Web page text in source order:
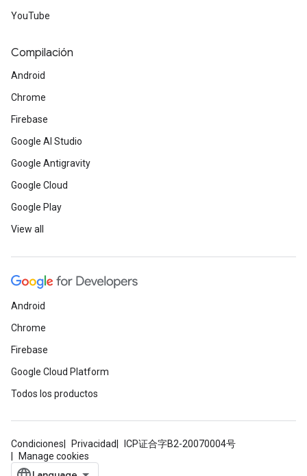
YouTube
Compilación
Android
Chrome
Firebase
Google AI Studio
Google Antigravity
Google Cloud
Google Play
View all
Android
Chrome
Firebase
Google Cloud Platform
Todos los productos
Condiciones Privacidad
ICP证合字B2-20070004号
Manage cookies